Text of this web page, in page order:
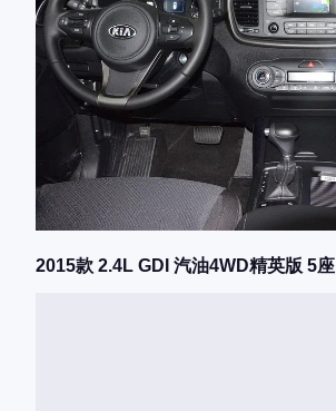
2015款 2.4L GDI 汽油4WD精英版 5座